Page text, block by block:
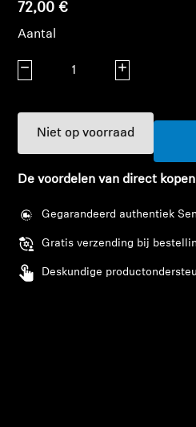
Soundbars
AMBEO soundbars en Subs
Ontdek AMBEO
AMBEO-onderdelen en
Ontdekken
Over ons
72,00 €
Aantal
Aantal verlagen Aantal verhogen
Niet op voorraad
De voordelen van direct
Gegarandeerd authentiek
Gratis verzending bij
Deskundige